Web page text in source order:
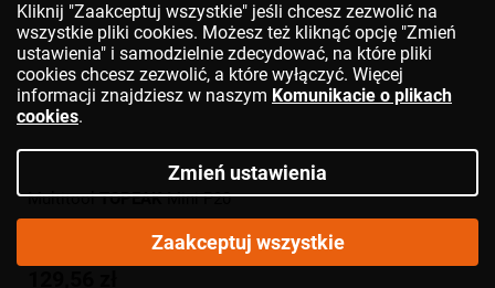
MultitoolTOPEAKMini P20
Kliknij "Zaakceptuj wszystkie" jeśli chcesz zezwolić na
wszystkie pliki cookies. Możesz też kliknąć opcję "Zmień
ustawienia" i samodzielnie zdecydować, na które pliki
cookies chcesz zezwolić, a które wyłączyć. Więcej
informacji znajdziesz w naszym Komunikacie o plikach
cookies.
Zmień ustawienia
Zaakceptuj wszystkie